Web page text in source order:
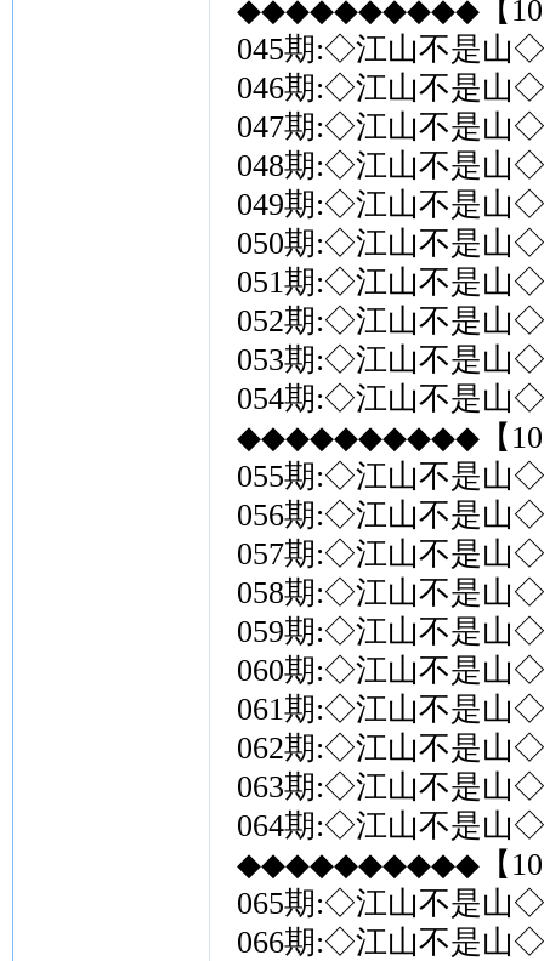
◆◆◆◆◆◆◆◆◆◆【
045期:◇江山不是山
046期:◇江山不是山
047期:◇江山不是山
048期:◇江山不是山
049期:◇江山不是山
050期:◇江山不是山
051期:◇江山不是山
052期:◇江山不是山
053期:◇江山不是山
054期:◇江山不是山
◆◆◆◆◆◆◆◆◆◆【
055期:◇江山不是山
056期:◇江山不是山
057期:◇江山不是山
058期:◇江山不是山
059期:◇江山不是山
060期:◇江山不是山
061期:◇江山不是山
062期:◇江山不是山
063期:◇江山不是山
064期:◇江山不是山
◆◆◆◆◆◆◆◆◆◆【
065期:◇江山不是山
066期:◇江山不是山